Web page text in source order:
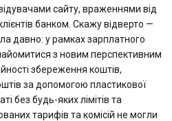
сайту, враженнями від
банком. Скажу відверто —
давно: у рамках зарплатного
з новим перспективним
збереження коштів,
за допомогою пластикової
без будь-яких лімітів та
тарифів та комісій не могли